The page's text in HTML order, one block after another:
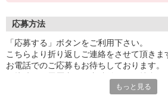
応募方法
「応募する」ボタンをご利用下さい。
こちらより折り返しご連絡をさせて頂きま
お電話でのご応募もお待ちしております。
もっと見る